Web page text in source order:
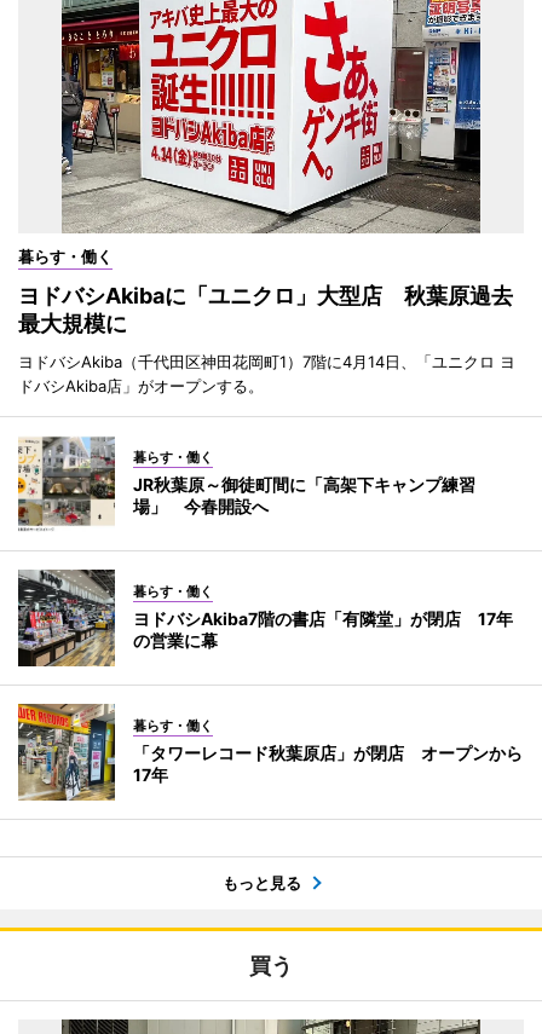
暮らす・働く
ヨドバシAkibaに「ユニクロ」大型店 秋葉原過去
最大規模に
ヨドバシAkiba（千代田区神田花岡町1）7階に4月14日、「ユニクロ ヨ
ドバシAkiba店」がオープンする。
暮らす・働く
JR秋葉原～御徒町間に「高架下キャンプ練習
場」 今春開設へ
暮らす・働く
ヨドバシAkiba7階の書店「有隣堂」が閉店 17年
の営業に幕
暮らす・働く
「タワーレコード秋葉原店」が閉店 オープンから
17年
もっと見る
買う